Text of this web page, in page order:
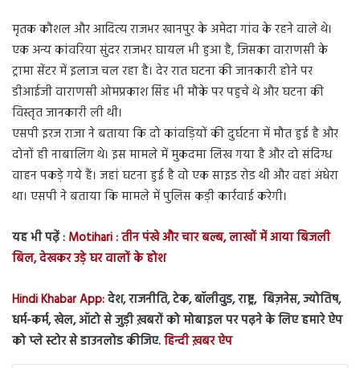
मृतक कौशल और आदित्य राजभर खानपुर के अमेदा गांव के रहने वाले थे।
एक अन्य कांवरिया सुंदर राजभर घायल भी हुआ है, जिसका वाराणसी के
ट्रामा सेंटर में इलाज चल रहा है। देर रात घटना की जानकारी होने पर
डीआईजी वाराणसी ओमप्रकाश सिंह भी मौके पर पहुचे थे और घटना की
विस्तृत जानकारी ली थी।
एसपी इरज राजा ने बताया कि दो कांवड़ियों की दुर्घटना में मौत हुई है और
दोनों ही नाबालिग थे। इस मामले में मुकदमा लिख गया है और दो संदिग्ध
वाहन पकड़े गये हैं। जहां घटना हुई है वो एक साइड रोड थी और वहां अंधेरा
था। एसपी ने बताया कि मामले में पुलिस कड़ी कार्रवाई करेगी।
यह भी पढ़ें : Motihari : तीन पंखे और चार बल्ब, लाखों में आया बिजली
बिल, देखकर उड़े घर वालों के होश
Hindi Khabar App:देश, राजनीति, टेक, बॉलीवुड, राष्ट्र, बिज़नेस, ज्योतिष,
धर्म-कर्म, खेल, ऑटो से जुड़ी ख़बरों को मोबाइल पर पढ़ने के लिए हमारे ऐप
को प्ले स्टोर से डाउनलोड कीजिए.हिन्दी ख़बर ऐप